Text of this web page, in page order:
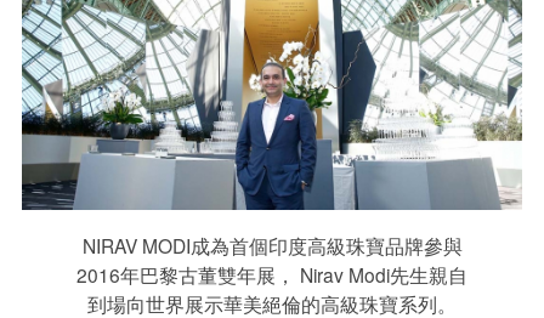
NIRAV MODI成為首個印度高級珠寶品牌參與
2016年巴黎古董雙年展， Nirav Modi先生親自
到場向世界展示華美絕倫的高級珠寶系列。